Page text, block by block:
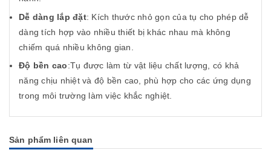
Dễ dàng lắp đặt: Kích thước nhỏ gọn của tụ cho phép dễ
dàng tích hợp vào nhiều thiết bị khác nhau mà không
chiếm quá nhiều không gian.
Độ bền cao:Tụ được làm từ vật liệu chất lượng, có khả
năng chịu nhiệt và độ bền cao, phù hợp cho các ứng dụng
trong môi trường làm việc khắc nghiệt.
Sản phẩm liên quan